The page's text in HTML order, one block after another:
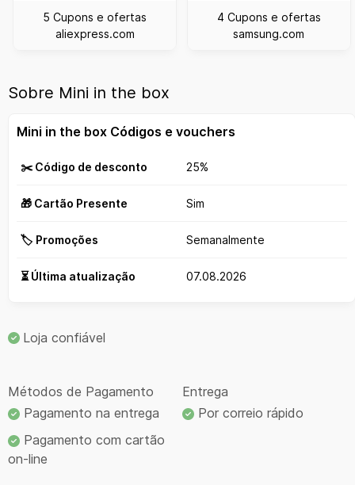
5 Cupons e ofertas
aliexpress.com
4 Cupons e ofertas
samsung.com
Sobre Mini in the box
Mini in the box Códigos e vouchers
✂️ Código de desconto 25%
🎁 Cartão Presente Sim
🏷️ Promoções Semanalmente
⏳ Última atualização 07.08.2026
Loja confiável
Métodos de Pagamento
Pagamento na entrega
Pagamento com cartão
on-line
Entrega
Por correio rápido